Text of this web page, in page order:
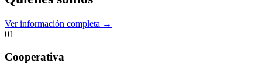
Ver información completa →
01
Cooperativa